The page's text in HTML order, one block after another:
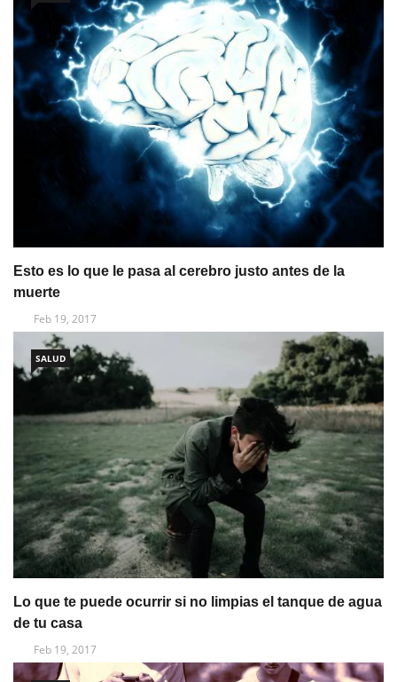
Esto es lo que le pasa al cerebro justo antes de la
muerte
Feb 19, 2017
SALUD
Lo que te puede ocurrir si no limpias el tanque de agua
de tu casa
Feb 19, 2017